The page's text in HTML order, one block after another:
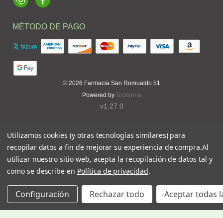
InstagramFacebook
MÉTODO DE PAGO
© 2026 Farmacia San Romualdo 51
Powered by Topfarma
v1.27.0
Utilizamos cookies (y otras tecnologías similares) para
recopilar datos a fin de mejorar su experiencia de compra.Al
utilizar nuestro sitio web, acepta la recopilación de datos tal y
como se describe en Política de privacidad.
Configuración Rechazar todo Aceptar todas